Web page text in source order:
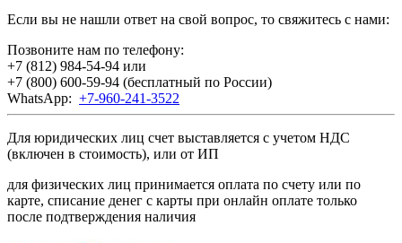
Если вы не нашли ответ на свой вопрос, то свяжитесь с нами:
Позвоните нам по телефону:
+7 (812) 984-54-94 или
+7 (800) 600-59-94 (бесплатный по России)
WhatsApp: +7-960-241-3522
Для юридических лиц счет выставляется с учетом НДС
(включен в стоимость), или от ИП
для физических лиц принимается оплата по счету или по
карте, списание денег с карты при онлайн оплате только
после подтверждения наличия